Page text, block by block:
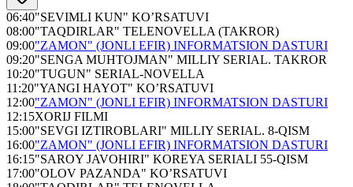
06:40"SEVIMLI KUN" KO’RSATUVI
08:00"TAQDIRLAR" TELENOVELLA (TAKROR)
09:00"ZAMON" (JONLI EFIR) INFORMATSION DASTURI
09:20"SENGA MUHTOJMAN" MILLIY SERIAL. TAKROR
10:20"TUGUN" SERIAL-NOVELLA
11:20"YANGI HAYOT" KO’RSATUVI
12:00"ZAMON" (JONLI EFIR) INFORMATSION DASTURI
12:15XORIJ FILMI
15:00"SEVGI IZTIROBLARI" MILLIY SERIAL. 8-QISM
16:00"ZAMON" (JONLI EFIR) INFORMATSION DASTURI
16:15"SAROY JAVOHIRI" KOREYA SERIALI 55-QISM
17:00"OLOV PAZANDA" KO’RSATUVI